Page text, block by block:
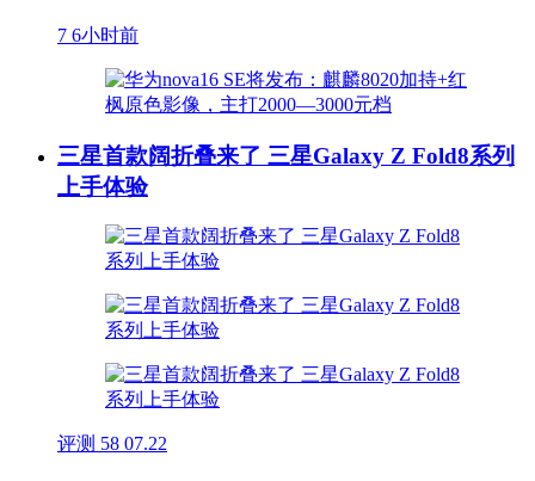
7 6小时前
三星首款阔折叠来了 三星Galaxy Z Fold8系列
上手体验
评测 58 07.22